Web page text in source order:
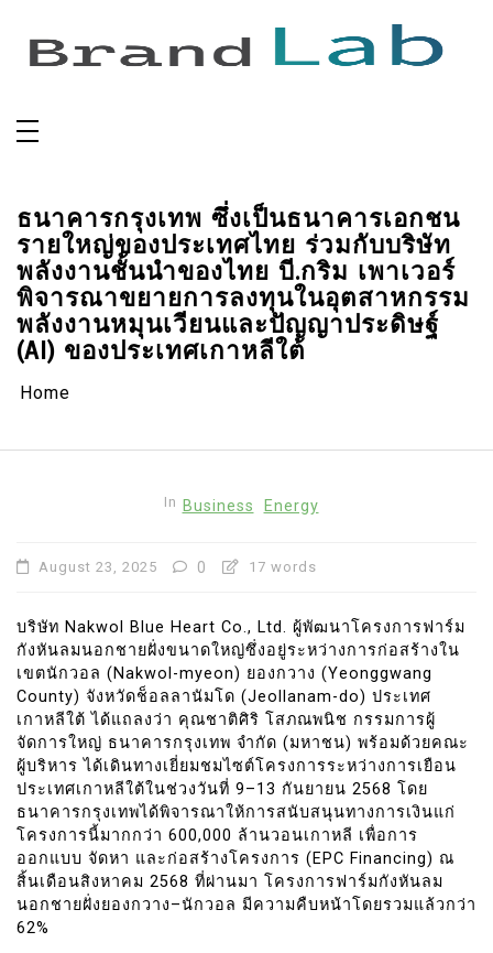
content
ธนาคารกรุงเทพ ซึ่งเป็นธนาคารเอกชน
รายใหญ่ของประเทศไทย ร่วมกับบริษัท
พลังงานชั้นนำของไทย บี.กริม เพาเวอร์
พิจารณาขยายการลงทุนในอุตสาหกรรม
พลังงานหมุนเวียนและปัญญาประดิษฐ์
(AI) ของประเทศเกาหลีใต้
Home
In Business Energy
August 23, 2025 0 17 words
บริษัท Nakwol Blue Heart Co., Ltd. ผู้พัฒนาโครงการฟาร์ม
กังหันลมนอกชายฝั่งขนาดใหญ่ซึ่งอยู่ระหว่างการก่อสร้างใน
เขตนักวอล (Nakwol-myeon) ยองกวาง (Yeonggwang
County) จังหวัดช็อลลานัมโด (Jeollanam-do) ประเทศ
เกาหลีใต้ ได้แถลงว่า คุณชาติศิริ โสภณพนิช กรรมการผู้
จัดการใหญ่ ธนาคารกรุงเทพ จำกัด (มหาชน) พร้อมด้วยคณะ
ผู้บริหาร ได้เดินทางเยี่ยมชมไซต์โครงการระหว่างการเยือน
ประเทศเกาหลีใต้ในช่วงวันที่ 9–13 กันยายน 2568 โดย
ธนาคารกรุงเทพได้พิจารณาให้การสนับสนุนทางการเงินแก่
โครงการนี้มากกว่า 600,000 ล้านวอนเกาหลี เพื่อการ
ออกแบบ จัดหา และก่อสร้างโครงการ (EPC Financing) ณ
สิ้นเดือนสิงหาคม 2568 ที่ผ่านมา โครงการฟาร์มกังหันลม
นอกชายฝั่งยองกวาง–นักวอล มีความคืบหน้าโดยรวมแล้วกว่า
62%